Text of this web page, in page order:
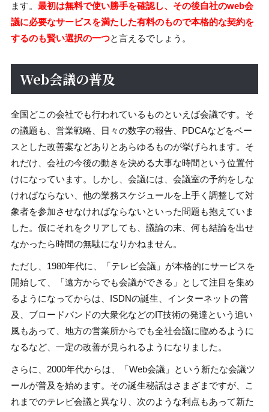
ます。 最初は無料で使い勝手を確認し、その後自社のweb会
議に必要なサービスを満たした有料のもので本格的な契約を
するのも賢い選択の一つと言えるでしょう。
Web会議の普及
全国どこの会社でも行われているものといえば会議です。そ
の議題も、営業戦略、日々の数字の報告、PDCAなどをベー
スとした改善案などありとあらゆるものが挙げられます。そ
れだけ、会社の今後の動きを決める大事な時間という位置付
けになっています。しかし、会議には、会議室の予約をしな
ければならない、他の業務スケジュールを上手く調整して対
象者を参加させなければならないといった問題も抱えていま
した。仮にそれをクリアしても、議論の末、何も結論を出せ
なかったら時間の無駄になりかねません。
ただし、1980年代に、「テレビ会議」が本格的にサービスを
開始して、「遠方からでも会議ができる」として注目を集め
るようになってからは、ISDNの誕生、インターネットの普
及、ブロードバンドの大衆化などのIT技術の発達という追い
風もあって、地方の営業所からでも全社会議に臨めるように
なるなど、一定の改善が見られるようになりました。
さらに、2000年代からは、「Web会議」という新たな会議ツ
ールが普及を始めます。その誕生秘話はさまざまですが、こ
れまでのテレビ会議と異なり、次のような利点もあって新た